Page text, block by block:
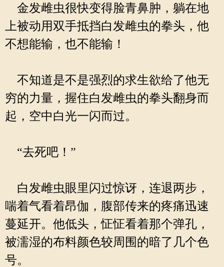
金发雌虫很快变得脸青鼻肿，躺在地
上被动用双手抵挡白发雌虫的拳头，他
不想能输，也不能输！
不知道是不是强烈的求生欲给了他无
穷的力量，握住白发雌虫的拳头翻身而
起，空中白光一闪而过。
“去死吧！”
白发雌虫眼里闪过惊讶，连退两步，
喘着气看着昂伽，腹部传来的疼痛迅速
蔓延开。他低头，怔怔看着那个弹孔，
被濡湿的布料颜色较周围的暗了几个色
号。